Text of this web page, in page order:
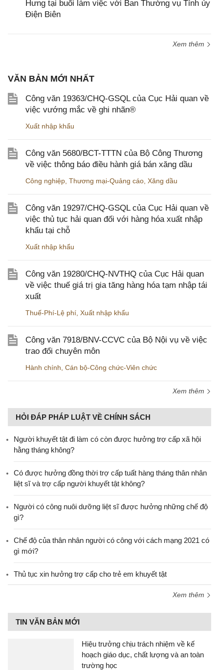
Hưng tại buổi làm việc với Ban Thường vụ Tỉnh ủy
Điện Biên
Xem thêm
VĂN BẢN MỚI NHẤT
Công văn 19363/CHQ-GSQL của Cục Hải quan về
việc vướng mắc về ghi nhãn®
Xuất nhập khẩu
Công văn 5680/BCT-TTTN của Bộ Công Thương
về việc thông báo điều hành giá bán xăng dầu
Công nghiệp Thương mại-Quảng cáo Xăng dầu
Công văn 19297/CHQ-GSQL của Cục Hải quan về
việc thủ tục hải quan đối với hàng hóa xuất nhập
khẩu tại chỗ
Xuất nhập khẩu
Công văn 19280/CHQ-NVTHQ của Cục Hải quan
về việc thuế giá trị gia tăng hàng hóa tạm nhập tái
xuất
Thuế-Phí-Lệ phí Xuất nhập khẩu
Công văn 7918/BNV-CCVC của Bộ Nội vụ về việc
trao đổi chuyên môn
Hành chính Cán bộ-Công chức-Viên chức
Xem thêm
HỎI ĐÁP PHÁP LUẬT VỀ CHÍNH SÁCH
Người khuyết tật đi làm có còn được hưởng trợ cấp xã hội
hằng tháng không?
​Có được hưởng đồng thời trợ cấp tuất hàng tháng thân nhân
liệt sĩ và trợ cấp người khuyết tật không?
Người có công nuôi dưỡng liệt sĩ được hưởng những chế độ
gì?
Chế độ của thân nhân người có công với cách mạng 2021 có
gì mới?
Thủ tục xin hưởng trợ cấp cho trẻ em khuyết tật
Xem thêm
TIN VĂN BẢN MỚI
Hiệu trưởng chịu trách nhiệm về kế
hoạch giáo dục, chất lượng và an toàn
trường học